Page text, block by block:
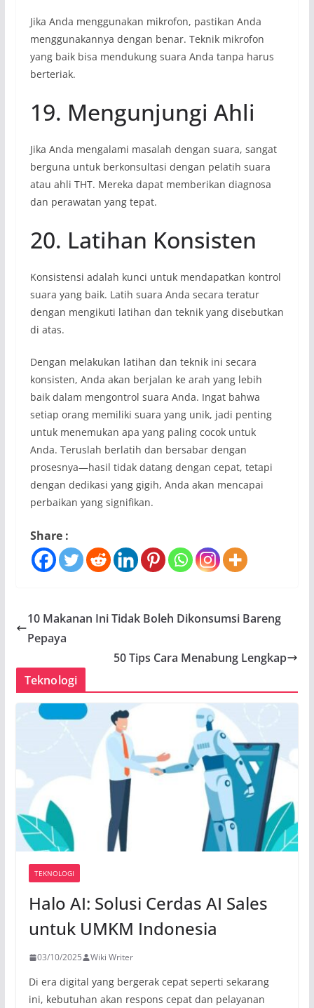
Jika Anda menggunakan mikrofon, pastikan Anda
menggunakannya dengan benar. Teknik mikrofon
yang baik bisa mendukung suara Anda tanpa harus
berteriak.
19. Mengunjungi Ahli
Jika Anda mengalami masalah dengan suara, sangat
berguna untuk berkonsultasi dengan pelatih suara
atau ahli THT. Mereka dapat memberikan diagnosa
dan perawatan yang tepat.
20. Latihan Konsisten
Konsistensi adalah kunci untuk mendapatkan kontrol
suara yang baik. Latih suara Anda secara teratur
dengan mengikuti latihan dan teknik yang disebutkan
di atas.
Dengan melakukan latihan dan teknik ini secara
konsisten, Anda akan berjalan ke arah yang lebih
baik dalam mengontrol suara Anda. Ingat bahwa
setiap orang memiliki suara yang unik, jadi penting
untuk menemukan apa yang paling cocok untuk
Anda. Teruslah berlatih dan bersabar dengan
prosesnya—hasil tidak datang dengan cepat, tetapi
dengan dedikasi yang gigih, Anda akan mencapai
perbaikan yang signifikan.
Share :
10 Makanan Ini Tidak Boleh Dikonsumsi Bareng
Pepaya
50 Tips Cara Menabung Lengkap
Teknologi
TEKNOLOGI
Halo AI: Solusi Cerdas AI Sales
untuk UMKM Indonesia
03/10/2025 Wiki Writer
Di era digital yang bergerak cepat seperti sekarang
ini, kebutuhan akan respons cepat dan pelayanan